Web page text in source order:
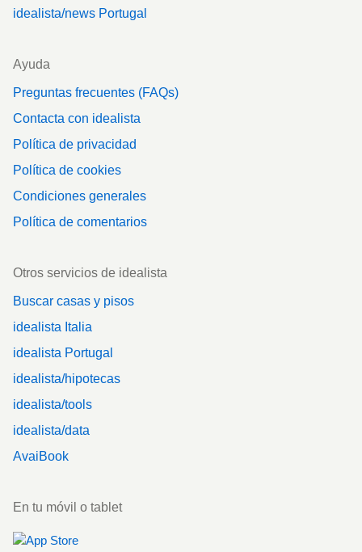
idealista/news Portugal
Ayuda
Preguntas frecuentes (FAQs)
Contacta con idealista
Política de privacidad
Política de cookies
Condiciones generales
Política de comentarios
Otros servicios de idealista
Buscar casas y pisos
idealista Italia
idealista Portugal
idealista/hipotecas
idealista/tools
idealista/data
AvaiBook
En tu móvil o tablet